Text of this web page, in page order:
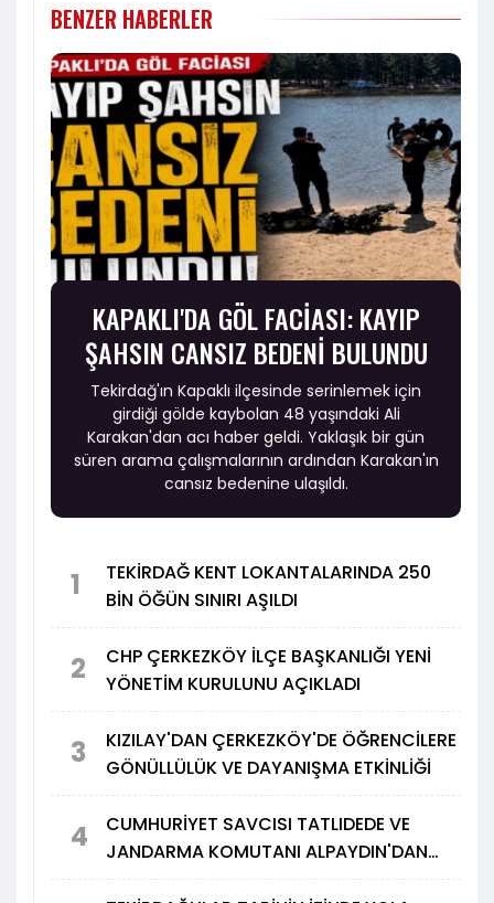
BENZER HABERLER
KAPAKLI'DA GÖL FACİASI: KAYIP
ŞAHSIN CANSIZ BEDENİ BULUNDU
Tekirdağ'ın Kapaklı ilçesinde serinlemek için
girdiği gölde kaybolan 48 yaşındaki Ali
Karakan'dan acı haber geldi. Yaklaşık bir gün
süren arama çalışmalarının ardından Karakan'ın
cansız bedenine ulaşıldı.
1
TEKİRDAĞ KENT LOKANTALARINDA 250
BİN ÖĞÜN SINIRI AŞILDI
2
CHP ÇERKEZKÖY İLÇE BAŞKANLIĞI YENİ
YÖNETİM KURULUNU AÇIKLADI
3
KIZILAY'DAN ÇERKEZKÖY'DE ÖĞRENCİLERE
GÖNÜLLÜLÜK VE DAYANIŞMA ETKİNLİĞİ
4
CUMHURİYET SAVCISI TATLIDEDE VE
JANDARMA KOMUTANI ALPAYDIN'DAN